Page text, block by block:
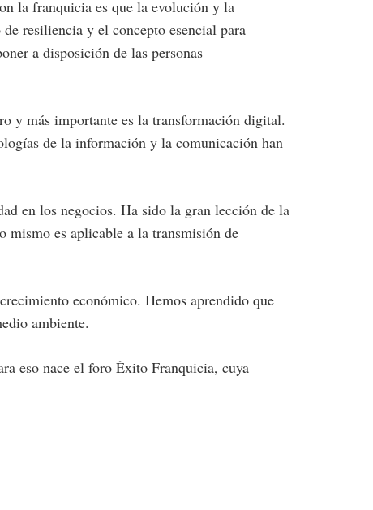
la franquicia es que la evolución y la
resiliencia y el concepto esencial para
a disposición de las personas
y más importante es la transformación digital.
de la información y la comunicación han
en los negocios. Ha sido la gran lección de la
mismo es aplicable a la transmisión de
económico. Hemos aprendido que
ambiente.
eso nace el foro Éxito Franquicia, cuya